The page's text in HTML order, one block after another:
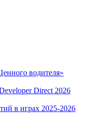
водителя»
Direct 2026
в играх 2025-2026